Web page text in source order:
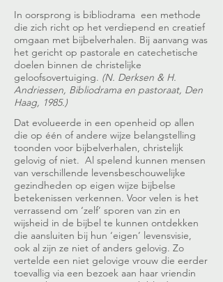
In oorsprong is bibliodrama een methode
die zich richt op het verdiepend en creatief
omgaan met bijbelverhalen. Bij aanvang was
het gericht op pastorale en catechetische
doelen binnen de christelijke
geloofsovertuiging. (N. Derksen & H.
Andriessen, Bibliodrama en pastoraat, Den
Haag, 1985.)
Dat evolueerde in een openheid op allen
die op één of andere wijze belangstelling
toonden voor bijbelverhalen, christelijk
gelovig of niet. Al spelend kunnen mensen
van verschillende levensbeschouwelijke
gezindheden op eigen wijze bijbelse
betekenissen verkennen. Voor velen is het
verrassend om ‘zelf’ sporen van zin en
wijsheid in de bijbel te kunnen ontdekken
die aansluiten bij hun ‘eigen’ levensvisie,
ook al zijn ze niet of anders gelovig. Zo
vertelde een niet gelovige vrouw die eerder
toevallig via een bezoek aan haar vriendin